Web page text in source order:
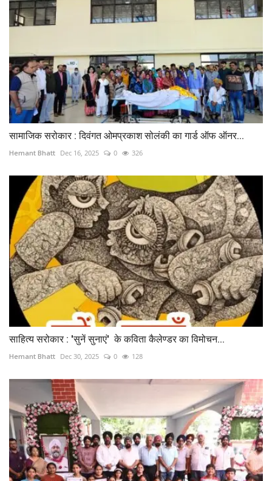
सामाजिक सरोकार : दिवंगत ओमप्रकाश सोलंकी का गार्ड ऑफ ऑनर...
Hemant Bhatt Dec 16, 2025 0 326
साहित्य सरोकार : 'सुनें सुनाएं' के कविता कैलेण्डर का विमोचन...
Hemant Bhatt Dec 30, 2025 0 128